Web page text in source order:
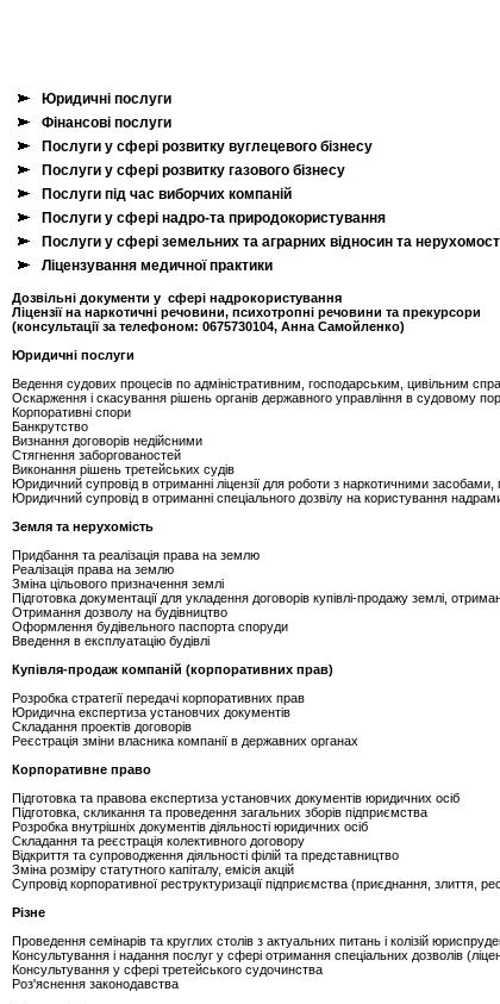
Юридичні послуги
Фінансові послуги
Послуги у сфері розвитку вуглецевого бізнесу
Послуги у сфері розвитку газового бізнесу
Послуги під час виборчих компаній
Послуги у сфері надро-та природокористування
Послуги у сфері земельних та аграрних відносин та
Ліцензування медичної практики
Дозвільні документи у сфері надрокористування
Ліцензії на наркотичні речовини, психотропні речовини та прекурсори
(консультації за телефоном: 0675730104, Анна Самойленко)
Юридичні послуги
Ведення судових процесів по адміністративним, господарським, цивільним
Оскарження і скасування рішень органів державного управління в судовому
Корпоративні спори
Банкрутство
Визнання договорів недійсними
Стягнення заборгованостей
Виконання рішень третейських судів
Юридичний супровід в отриманні ліцензії для роботи з наркотичними
Юридичний супровід в отриманні спеціального дозвілу на користування
Земля та нерухомість
Придбання та реалізація права на землю
Реалізація права на землю
Зміна цільового призначення землі
Підготовка документації для укладення договорів купівлі-продажу землі,
Отримання дозволу на будівництво
Оформлення будівельного паспорта споруди
Введення в експлуатацію будівлі
Купівля-продаж компаній (корпоративних прав)
Розробка стратегії передачі корпоративних прав
Юридична експертиза установчих документів
Складання проектів договорів
Реєстрація зміни власника компанії в державних органах
Корпоративне право
Підготовка та правова експертиза установчих документів юридичних осіб
Підготовка, скликання та проведення загальних зборів підприємства
Розробка внутрішніх документів діяльності юридичних осіб
Складання та реєстрація колективного договору
Відкриття та супроводження діяльності філій та представництво
Зміна розміру статутного капіталу, емісія акцій
Супровід корпоративної реструктуризації підприємства (приєднання, злиття,
Різне
Проведення семінарів та круглих столів з актуальних питань і колізій
Консультування і надання послуг у сфері отримання спеціальних дозволів
Консультування у сфері третейського судочинства
Роз'яснення законодавства